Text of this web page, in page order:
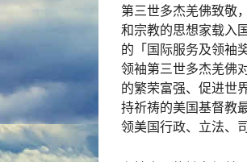
第三世多杰羌佛致敬
和宗教的思想家载入
的「国际服务及领袖
领袖第三世多杰羌佛
的繁荣富强、促进世
持祈祷的美国基督教
领美国行政、立法、